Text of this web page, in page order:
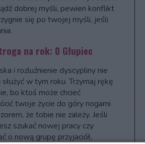
dobrej myśli, pewien konflikt
się po twojej myśli, jeśli
na rok: 0 Głupiec
i rozluźnienie dyscypliny nie
służyć w tym roku. Trzymaj rękę
bo ktoś może chcieć
twoje życie do góry nogami
że tobie nie zależy. Jeśli
szukać nowej pracy czy
o nową grupę przyjaciół,